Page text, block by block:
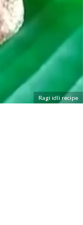
Ragi idli recipe